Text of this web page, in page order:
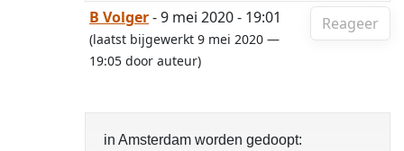
Reageer
B Volger- 9 mei 2020 - 19:01
(laatst bijgewerkt 9 mei 2020 —
19:05 door auteur)
in Amsterdam worden gedoopt: